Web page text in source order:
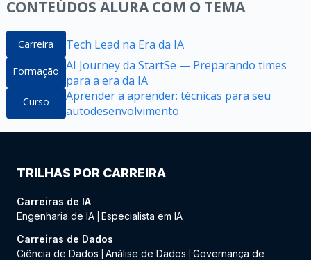
CONTEÚDOS ALURA COM O TEMA
Carreira Tech Lead na Era da IA
Formação AI Journey da StartSe — Preparando times
para a era da IA
Curso
Aprender a aprender: técnicas para seu
autodesenvolvimento
TRILHAS POR CARREIRA
Carreiras de IA
Engenharia de IA Especialista em IA
Carreiras de Dados
Ciência de Dados
Análise de Dados
Governança de